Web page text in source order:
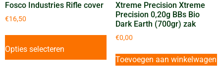
Fosco Industries Rifle cover
€16,50
Opties selecteren
Xtreme Precision Xtreme
Precision 0,20g BBs Bio
Dark Earth (700gr) zak
€0,00
Toevoegen aan winkelwagen